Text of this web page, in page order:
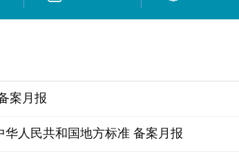
案月报
华人民共和国地方标准 备案月报